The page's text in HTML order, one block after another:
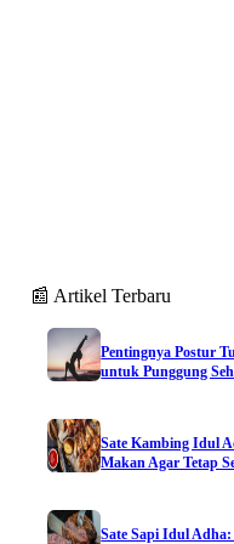
📰 Artikel Terbaru
Pentingnya Postur
untuk Punggung
Sate Kambing Idul
Makan Agar Tetap
Sate Sapi Idul